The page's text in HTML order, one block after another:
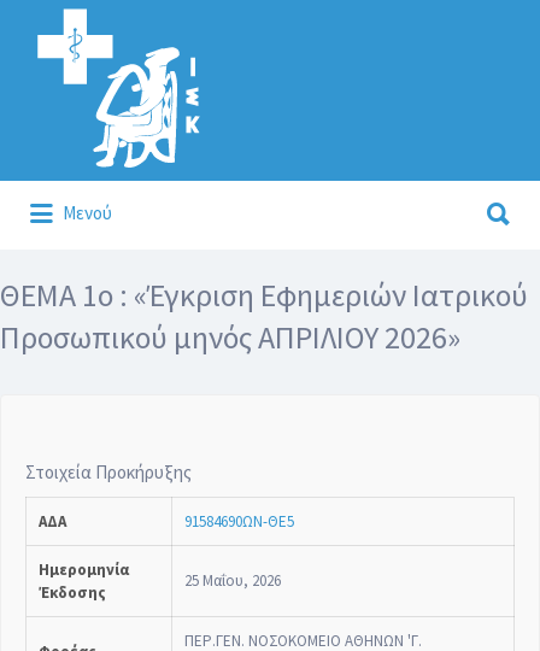
Αναζήτηση
για:
Μενού
για:
ΘΕΜΑ 1ο : «Έγκριση Εφημεριών Ιατρικού
Προσωπικού μηνός ΑΠΡΙΛΙΟΥ 2026»
Στοιχεία Προκήρυξης
ΑΔΑ 91584690ΩΝ-ΘΕ5
Ημερομηνία
Έκδοσης
25 Μαΐου, 2026
ΠΕΡ.ΓΕΝ. ΝΟΣΟΚΟΜΕΙΟ ΑΘΗΝΩΝ 'Γ.